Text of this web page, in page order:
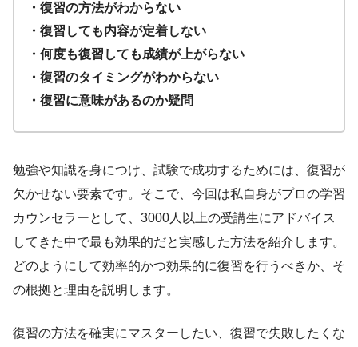
・復習の方法がわからない
・復習しても内容が定着しない
・何度も復習しても成績が上がらない
・復習のタイミングがわからない
・復習に意味があるのか疑問
勉強や知識を身につけ、試験で成功するためには、復習が
欠かせない要素です。そこで、今回は私自身がプロの学習
カウンセラーとして、3000人以上の受講生にアドバイス
してきた中で最も効果的だと実感した方法を紹介します。
どのようにして効率的かつ効果的に復習を行うべきか、そ
の根拠と理由を説明します。
復習の方法を確実にマスターしたい、復習で失敗したくな